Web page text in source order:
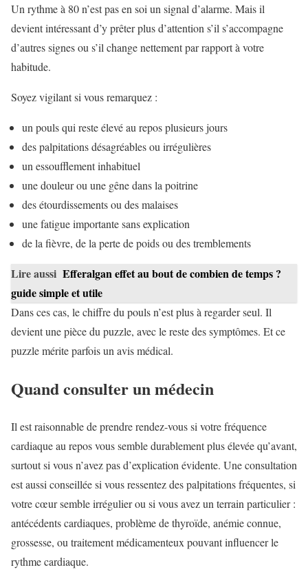
Un rythme à 80 n’est pas en soi un signal d’alarme. Mais il
devient intéressant d’y prêter plus d’attention s’il s’accompagne
d’autres signes ou s’il change nettement par rapport à votre
habitude.
Soyez vigilant si vous remarquez :
un pouls qui reste élevé au repos plusieurs jours
des palpitations désagréables ou irrégulières
un essoufflement inhabituel
une douleur ou une gêne dans la poitrine
des étourdissements ou des malaises
une fatigue importante sans explication
de la fièvre, de la perte de poids ou des tremblements
Lire aussi Efferalgan effet au bout de combien de temps ?
guide simple et utile
Dans ces cas, le chiffre du pouls n’est plus à regarder seul. Il
devient une pièce du puzzle, avec le reste des symptômes. Et ce
puzzle mérite parfois un avis médical.
Quand consulter un médecin
Il est raisonnable de prendre rendez-vous si votre fréquence
cardiaque au repos vous semble durablement plus élevée qu’avant,
surtout si vous n’avez pas d’explication évidente. Une consultation
est aussi conseillée si vous ressentez des palpitations fréquentes, si
votre cœur semble irrégulier ou si vous avez un terrain particulier :
antécédents cardiaques, problème de thyroïde, anémie connue,
grossesse, ou traitement médicamenteux pouvant influencer le
rythme cardiaque.